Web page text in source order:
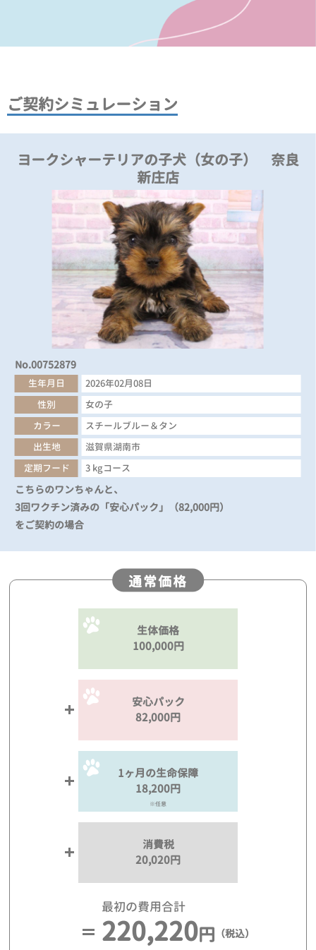
ご契約シミュレーション
ヨークシャーテリアの子犬（女の子） 奈良
新庄店
No.00752879
生年月日
2026年02月08日
性別
女の子
カラー
スチールブルー＆タン
出生地
滋賀県湖南市
定期フード
3 kgコース
こちらのワンちゃんと、
3回ワクチン済みの「安心パック」（82,000円）
をご契約の場合
通常価格
生体価格
100,000円
安心パック
82,000円
1ヶ月の生命保障
18,200円
※任意
消費税
20,020円
最初の費用合計
220,220円 （税込）